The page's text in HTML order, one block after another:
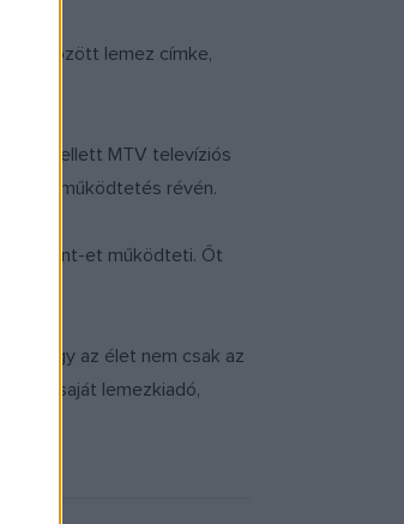
között lemez címke,
MTV televíziós
és működtetés révén.
et működteti. Őt
hogy az élet nem csak az
a saját lemezkiadó,